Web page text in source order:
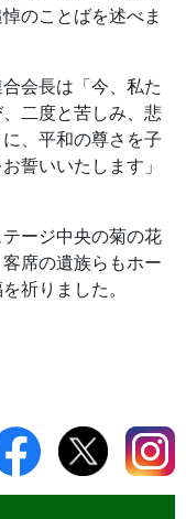
のことばを述べま
会長は「今、私た
二度と苦しみ、悲
、平和の尊さを子
誓いいたします」
ージ中央の菊の花
席の遺族らもホー
祈りました。